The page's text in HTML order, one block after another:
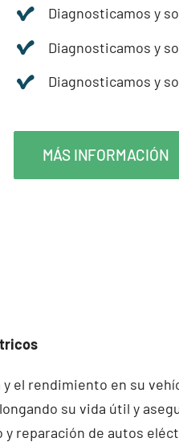
Diagnosticamos y
Diagnosticamos y
Diagnosticamos y
MÁS INFORMACIÓN
el rendimiento en su
su vida útil y
reparación de autos